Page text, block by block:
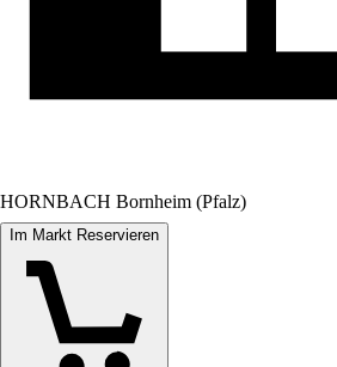
HORNBACH Bornheim (Pfalz)
Im Markt Reservieren